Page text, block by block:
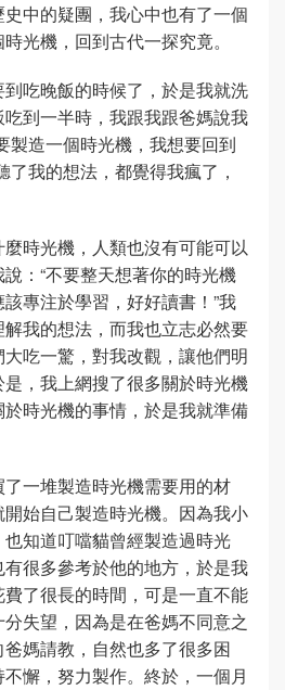
中的疑團，我心中也有了一個
光機，回到古代一探究竟。
吃晚飯的時候了，於是我就洗
到一半時，我跟我跟爸媽說我
製造一個時光機，我想要回到
了我的想法，都覺得我瘋了，
時光機，人類也沒有可能可以
：“不要整天想著你的時光機
專注於學習，好好讀書！”我
我的想法，而我也立志必然要
吃一驚，對我改觀，讓他們明
，我上網搜了很多關於時光機
時光機的事情，於是我就準備
一堆製造時光機需要用的材
始自己製造時光機。因為我小
知道叮噹貓曾經製造過時光
很多參考於他的地方，於是我
了很長的時間，可是一直不能
失望，因為是在爸媽不同意之
媽請教，自然也多了很多困
懈，努力製作。終於，一個月